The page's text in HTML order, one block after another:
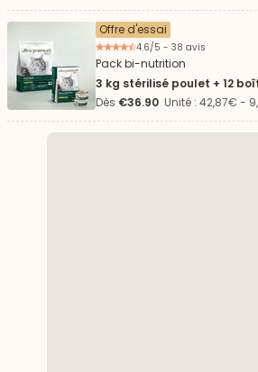
Offre d'essai
4.6/5 - 38 avis
Pack bi-nutrition
3 kg stérilisé poulet + 12
Dès €36.90 Unité : 42,87€ -